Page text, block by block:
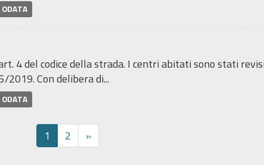
ODATA
4 del codice della strada. I centri abitati sono stati
Con delibera di...
ODATA
1 2 »